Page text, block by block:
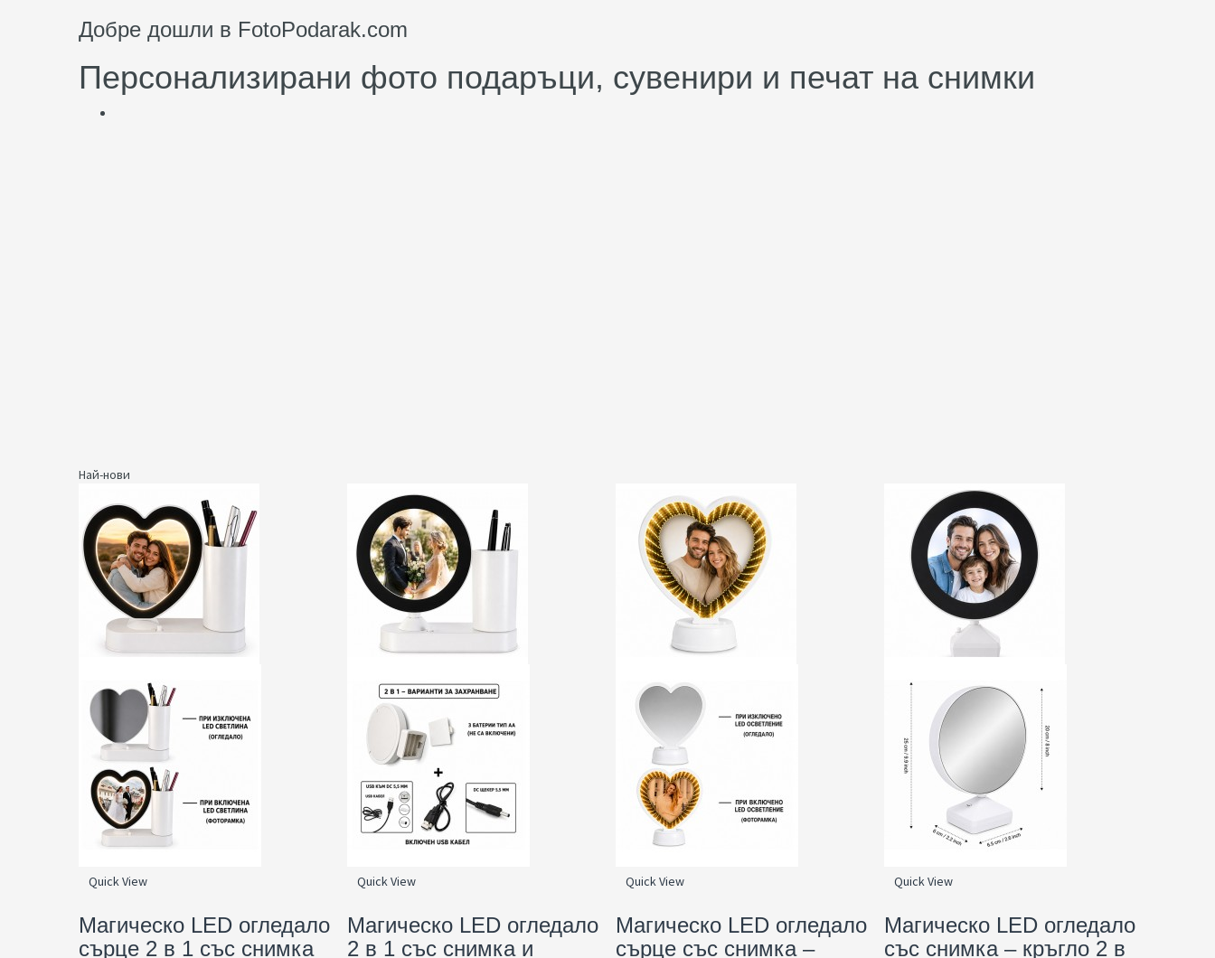
Добре дошли в FotoPodarak.com
Персонализирани фото подаръци, сувенири и печат на снимки
Най-нови
Quick View
Магическо LED огледало
сърце 2 в 1 със снимка
Quick View
Магическо LED огледало
2 в 1 със снимка и
Quick View
Магическо LED огледало
сърце със снимка –
Quick View
Магическо LED огледало
със снимка – кръгло 2 в